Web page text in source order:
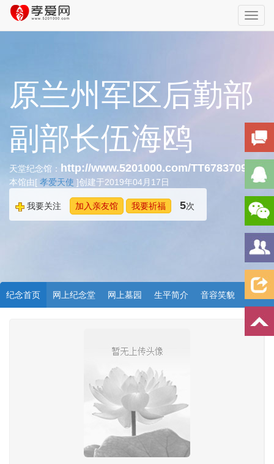
原兰州军区后勤部
副部长伍海鸥
天堂纪念馆： http://www.5201000.com/TT678370927
本馆由[ 孝爱天使 ]创建于2019年04月17日
我要关注 加入亲友馆 我要祈福 5次
纪念首页 网上纪念堂 网上墓园 生平简介 音容笑貌